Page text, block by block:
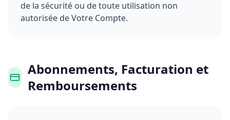
de la sécurité ou de toute utilisation non
autorisée de Votre Compte.
Abonnements, Facturation et
Remboursements